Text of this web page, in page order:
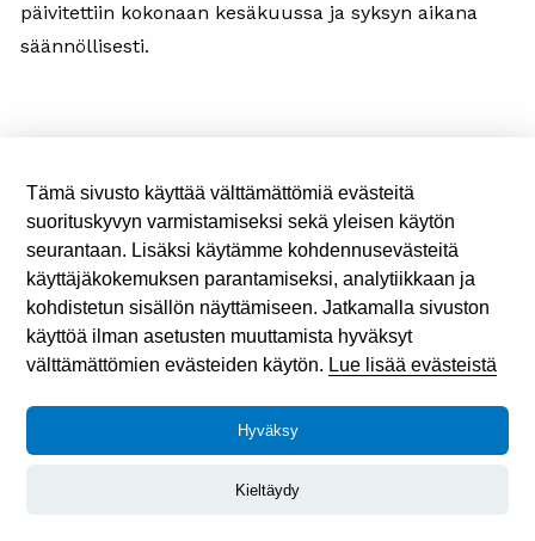
päivitettiin kokonaan kesäkuussa ja syksyn aikana
säännöllisesti.
4.3. Ulkoinen tiedottaminen
TVY ry:n tiedottaminen yhteistyökumppaneille,
tiedotusvälineille, päättäjille ja virkamiehille tapahtui
pääsääntöisesti sähköpostin kautta. TVY ry:n
sähköpostiosoitteistossa on kaikkien
tiedotusvälineiden, kansanedustajien ja
ministeriöiden sekä yhteistyökumppaneiden sähkö-
Tämä sivusto käyttää välttämättömiä evästeitä
suorituskyvyn varmistamiseksi sekä yleisen käytön
seurantaan. Lisäksi käytämme kohdennusevästeitä
käyttäjäkokemuksen parantamiseksi, analytiikkaan ja
kohdistetun sisällön näyttämiseen. Jatkamalla sivuston
käyttöä ilman asetusten muuttamista hyväksyt
välttämättömien evästeiden käytön. Lue lisää evästeistä
Hyväksy
Kieltäydy